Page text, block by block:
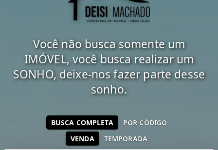
Você não busca somente um
IMÓVEL, você busca realizar um
SONHO, deixe-nos fazer parte desse
sonho.
VENDA TEMPORADA
BUSCA COMPLETA POR CÓDIGO